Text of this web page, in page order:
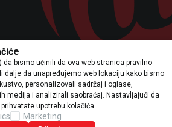
u opisu proizvoda, prikazu slika i samim
da su sve informacije potpune i bez
sajtu su deo naše ponude i ne podrazumevaju da
u svakom trenutku.
da bismo učinili da ova web stranica pravilno
dalje da unapređujemo web lokaciju kako bismo
personalizovali sadržaj i oglase,
medija i analizirali saobraćaj. Nastavljajući da
upotrebu kolačića.
Marketing